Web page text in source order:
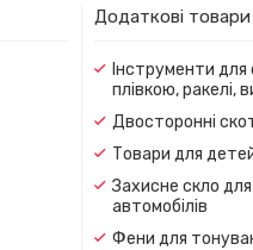
Додаткові товари
Інструменти
плівкою, ракелі,
Двосторонні
Товари для
Захисне скло для
автомобілів
Фени для